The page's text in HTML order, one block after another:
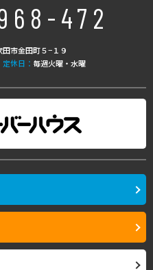
472
市金田町５−１９
定休日： 毎週火曜・水曜